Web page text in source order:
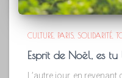
CULTURE PARIS SOLIDARITÉ
Esprit de Noël, es
L’autre jour, en